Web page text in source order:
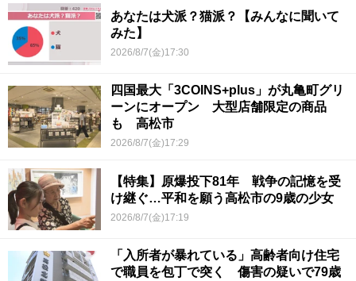
あなたは犬派？猫派？【みんなに聞いて
みた】
2026/8/7(金)17:30
四国最大「3COINS+plus」が丸亀町グリ
ーンにオープン 大型店舗限定の商品
も 高松市
2026/8/7(金)17:29
【特集】原爆投下81年 戦争の記憶を受
け継ぐ…平和を願う高松市の9歳の少女
2026/8/7(金)17:19
「入所者が暴れている」高齢者向け住宅
で職員を包丁で突く 傷害の疑いで79歳